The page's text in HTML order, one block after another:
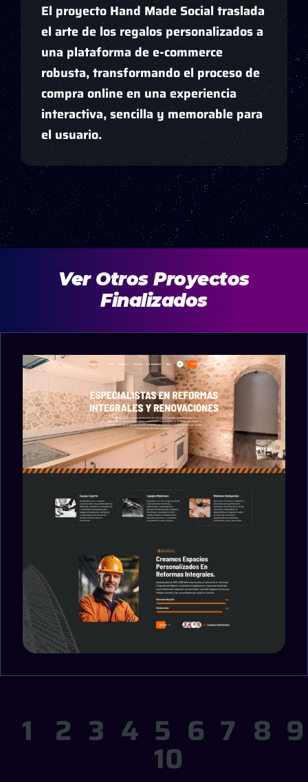
El proyecto Hand Made Social traslada
el arte de los regalos personalizados a
una plataforma de e-commerce
robusta, transformando el proceso de
compra online en una experiencia
interactiva, sencilla y memorable para
el usuario.
Ver Otros Proyectos
Finalizados
1 2 3 4 5 6 7 8 9
10